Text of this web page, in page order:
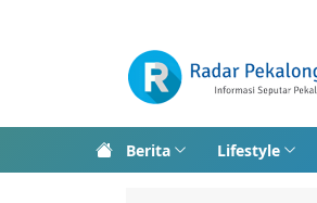
Berita Lifestyle